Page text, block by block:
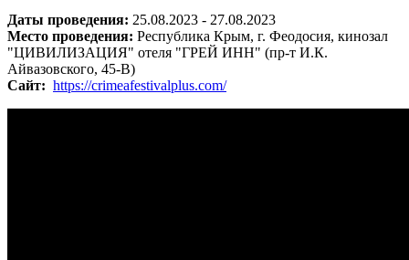
Даты проведения: 25.08.2023 - 27.08.2023
Место проведения: Республика Крым, г. Феодосия, кинозал
"ЦИВИЛИЗАЦИЯ" отеля "ГРЕЙ ИНН" (пр-т И.К.
Айвазовского, 45-В)
Сайт: https://crimeafestivalplus.com/